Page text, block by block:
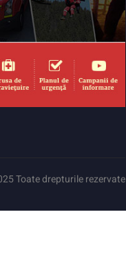
Toate drepturile rezervate